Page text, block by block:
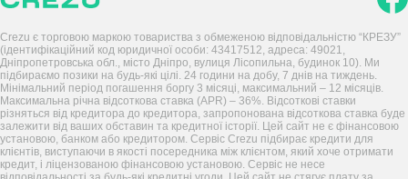
Crezu є торговою маркою товариства з обмеженою відповідальністю “КРЕЗУ”
(ідентифікаційний код юридичної особи: 43417512, адреса: 49021,
Дніпропетровська обл., місто Дніпро, вулиця Лісопильна, будинок 10). Ми
підбираємо позики на будь-які цілі. 24 години на добу, 7 днів на тиждень.
Мінімальний період погашення боргу 3 місяці, максимальний – 12 місяців.
Максимальна річна відсоткова ставка (APR) – 36%. Відсоткові ставки
різняться від кредитора до кредитора, запропонована відсоткова ставка буде
залежити від ваших обставин та кредитної історії. Цей сайт не є фінансовою
установою, банком або кредитором. Сервіс Crezu підбирає кредити для
клієнтів, виступаючи в якості посередника між клієнтом, який хоче отримати
кредит, і ліцензованою фінансовою установою. Сервіс не несе